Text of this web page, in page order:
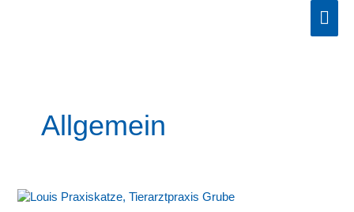
Allgemein
Blutdruckmessung